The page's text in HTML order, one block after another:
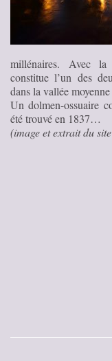
millénaires. Avec la
constitue l’un des
dans la vallée
Un dolmen-ossuaire
été trouvé en 1837…
(image et extrait du